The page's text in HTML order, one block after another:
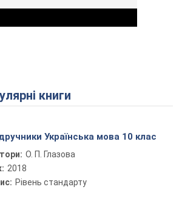
Play Video
книги
Українська мова 10 клас
О. П. Глазова
2018
Рівень стандарту